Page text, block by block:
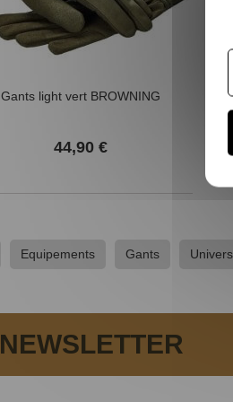
Gants light vert BROWNING
44,90 €
Equipements Gants
NEWSLETTER